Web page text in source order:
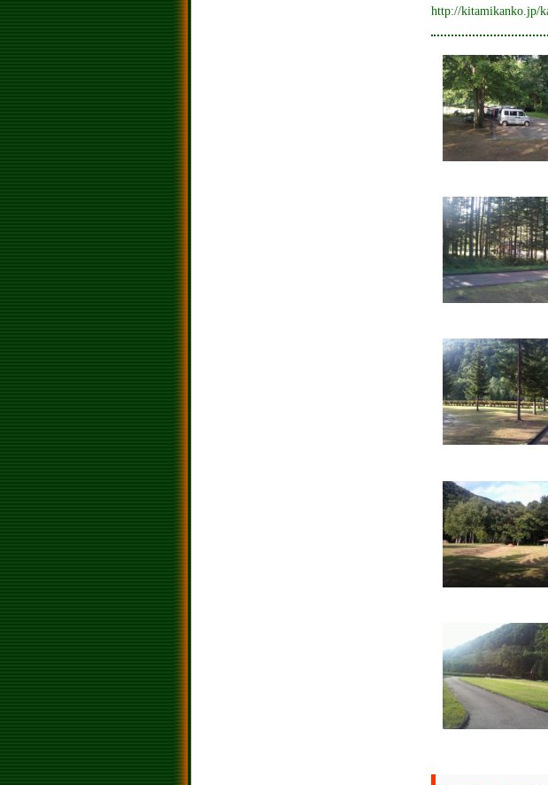
http://kitamikanko.jp/